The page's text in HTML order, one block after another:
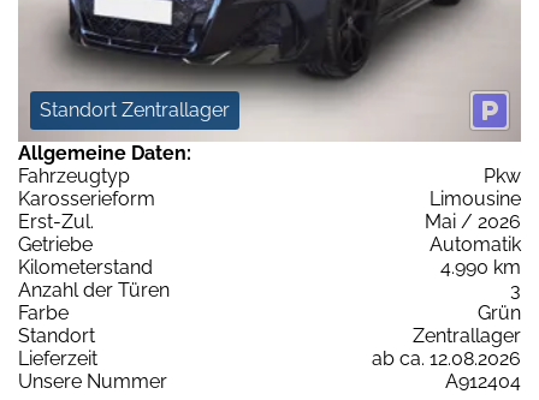
Standort Zentrallager
Allgemeine Daten:
Fahrzeugtyp
Pkw
Karosserieform
Limousine
Erst-Zul.
Mai / 2026
Getriebe
Automatik
Kilometerstand
4.990 km
Anzahl der Türen
3
Farbe
Grün
Standort
Zentrallager
Lieferzeit
ab ca. 12.08.2026
Unsere Nummer
A912404